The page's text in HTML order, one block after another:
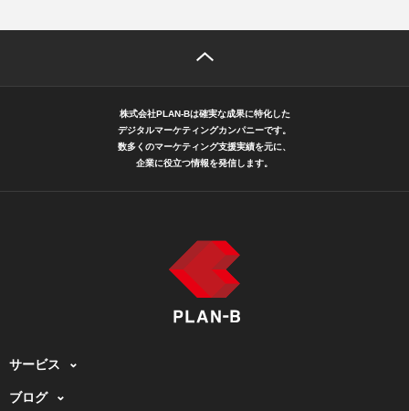
株式会社PLAN-Bは確実な成果に特化した
デジタルマーケティングカンパニーです。
数多くのマーケティング支援実績を元に、
企業に役立つ情報を発信します。
サービス
ブログ